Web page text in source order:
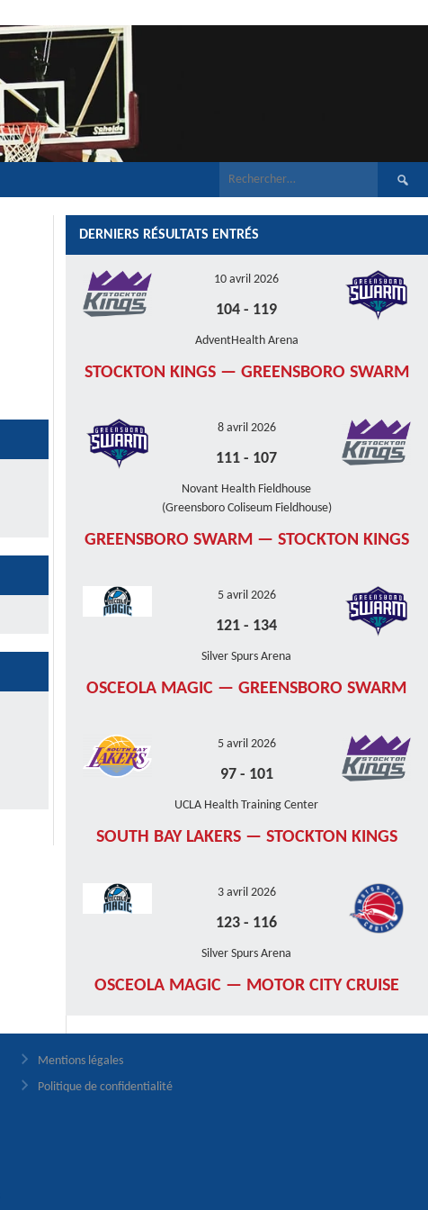
DERNIERS RÉSULTATS ENTRÉS
10 avril 2026
104 - 119
AdventHealth Arena
STOCKTON KINGS — GREENSBORO SWARM
8 avril 2026
111 - 107
Novant Health Fieldhouse
(Greensboro Coliseum Fieldhouse)
GREENSBORO SWARM — STOCKTON KINGS
5 avril 2026
121 - 134
Silver Spurs Arena
OSCEOLA MAGIC — GREENSBORO SWARM
5 avril 2026
97- 101
UCLA Health Training Center
SOUTH BAY LAKERS — STOCKTON KINGS
3 avril 2026
123 - 116
Silver Spurs Arena
OSCEOLA MAGIC — MOTOR CITY CRUISE
Mentions légales
Politique de confidentialité